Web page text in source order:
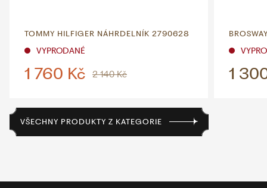
TOMMY HILFIGER NÁHRDELNÍK 2790628
VYPRODANÉ
1 760 Kč 2 140 Kč 1
VŠECHNY PRODUKTY Z KATEGORIE